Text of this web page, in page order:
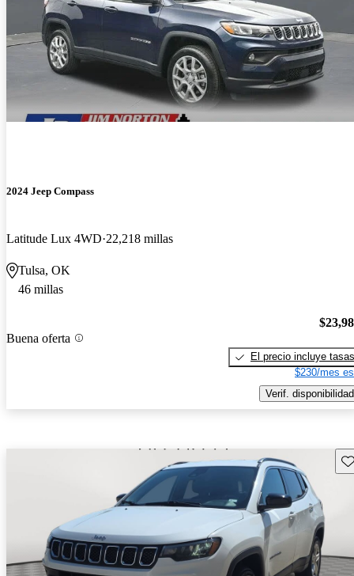
2024 Jeep Compass
Latitude Lux 4WD 22,218 millas
Tulsa, OK
46 millas
Buena oferta
El precio incluye tasas
$230/mes
Verif. disponibilidad